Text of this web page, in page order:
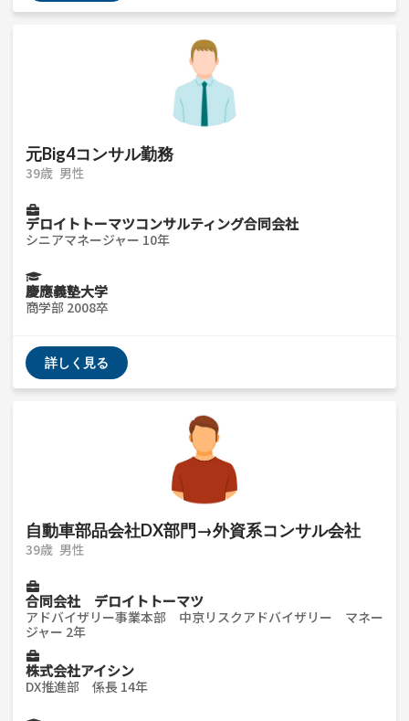
元Big4コンサル勤務
39歳 男性
デロイトトーマツコンサルティング合同会社
シニアマネージャー 10年
慶應義塾大学
商学部 2008卒
詳しく見る
自動車部品会社DX部門→外資系コンサル会社
39歳 男性
合同会社 デロイトトーマツ
アドバイザリー事業本部 中京リスクアドバイザリー マネー
ジャー 2年
株式会社アイシン
DX推進部 係長 14年